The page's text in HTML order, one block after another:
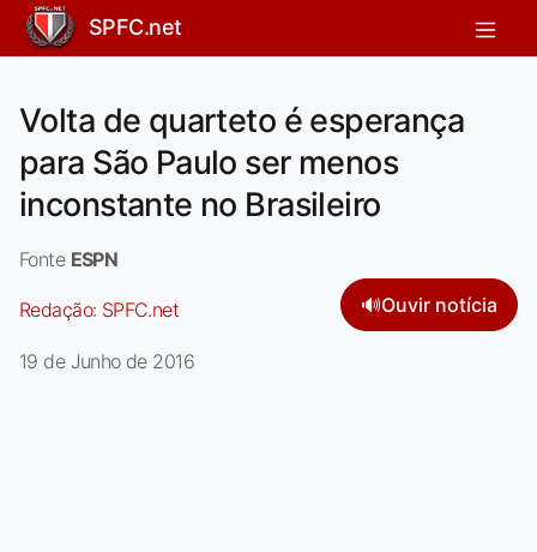
SPFC.net
Volta de quarteto é esperança
para São Paulo ser menos
inconstante no Brasileiro
Fonte ESPN
Redação: SPFC.net 🔊Ouvir notícia
19 de Junho de 2016